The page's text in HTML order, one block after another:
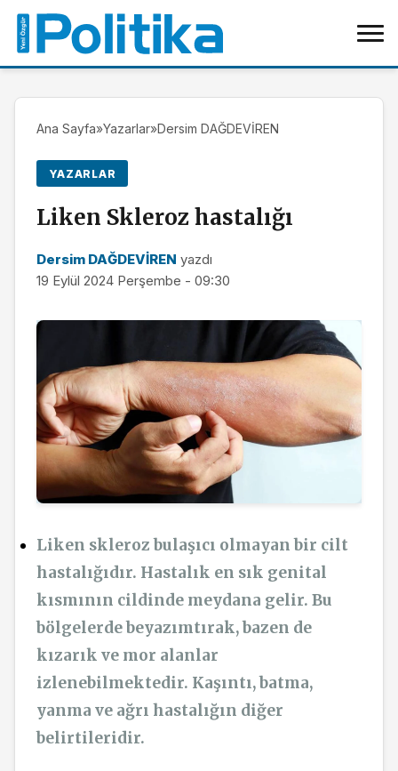
Ana Sayfa»Yazarlar»Dersim DAĞDEVİREN
YAZARLAR
Liken Skleroz hastalığı
Dersim DAĞDEVİREN yazdı
19 Eylül 2024 Perşembe - 09:30
Liken skleroz bulaşıcı olmayan bir cilt
hastalığıdır. Hastalık en sık genital
kısmının cildinde meydana gelir. Bu
bölgelerde beyazımtırak, bazen de
kızarık ve mor alanlar
izlenebilmektedir. Kaşıntı, batma,
yanma ve ağrı hastalığın diğer
belirtileridir.